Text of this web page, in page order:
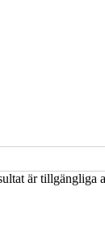
är tillgängliga